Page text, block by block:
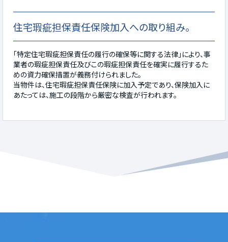
住宅瑕疵担保責任保険加入への取り組み。
「特定住宅瑕疵担保責任の履行の確保等に関する法律」により、事
業者の瑕疵担保責任及びこの瑕疵担保責任を確実に履行するた
めの資力確保措置が義務付けられました。
当物件は、住宅瑕疵担保責任保険に加入予定であり、保険加入に
あたっては、施工の段階から厳密な検査が行われます。